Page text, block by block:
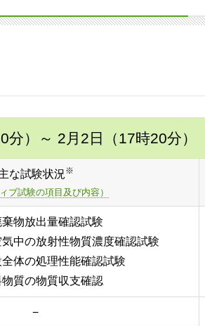
） ～ 2月2日（17時20分）
な試験状況※
ブ試験の項目及び内容）
物放出量確認試験
中の放射性物質濃度確認試験
体の処理性能確認試験
質の物質収支確認
−